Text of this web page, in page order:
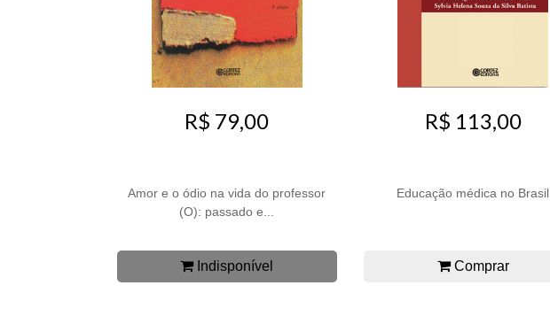
R$ 79,00
Amor e o ódio na vida do professor
(O): passado e...
Indisponível
R$ 113,00
Educação médica no Brasil
Comprar